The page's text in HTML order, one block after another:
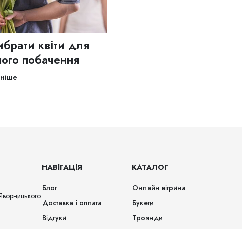
квіти для
побачення
НАВІГАЦІЯ
Блог
Доставка і оплата
Відгуки
КАТАЛОГ
Онлайн вітрина
Букети
Троянди